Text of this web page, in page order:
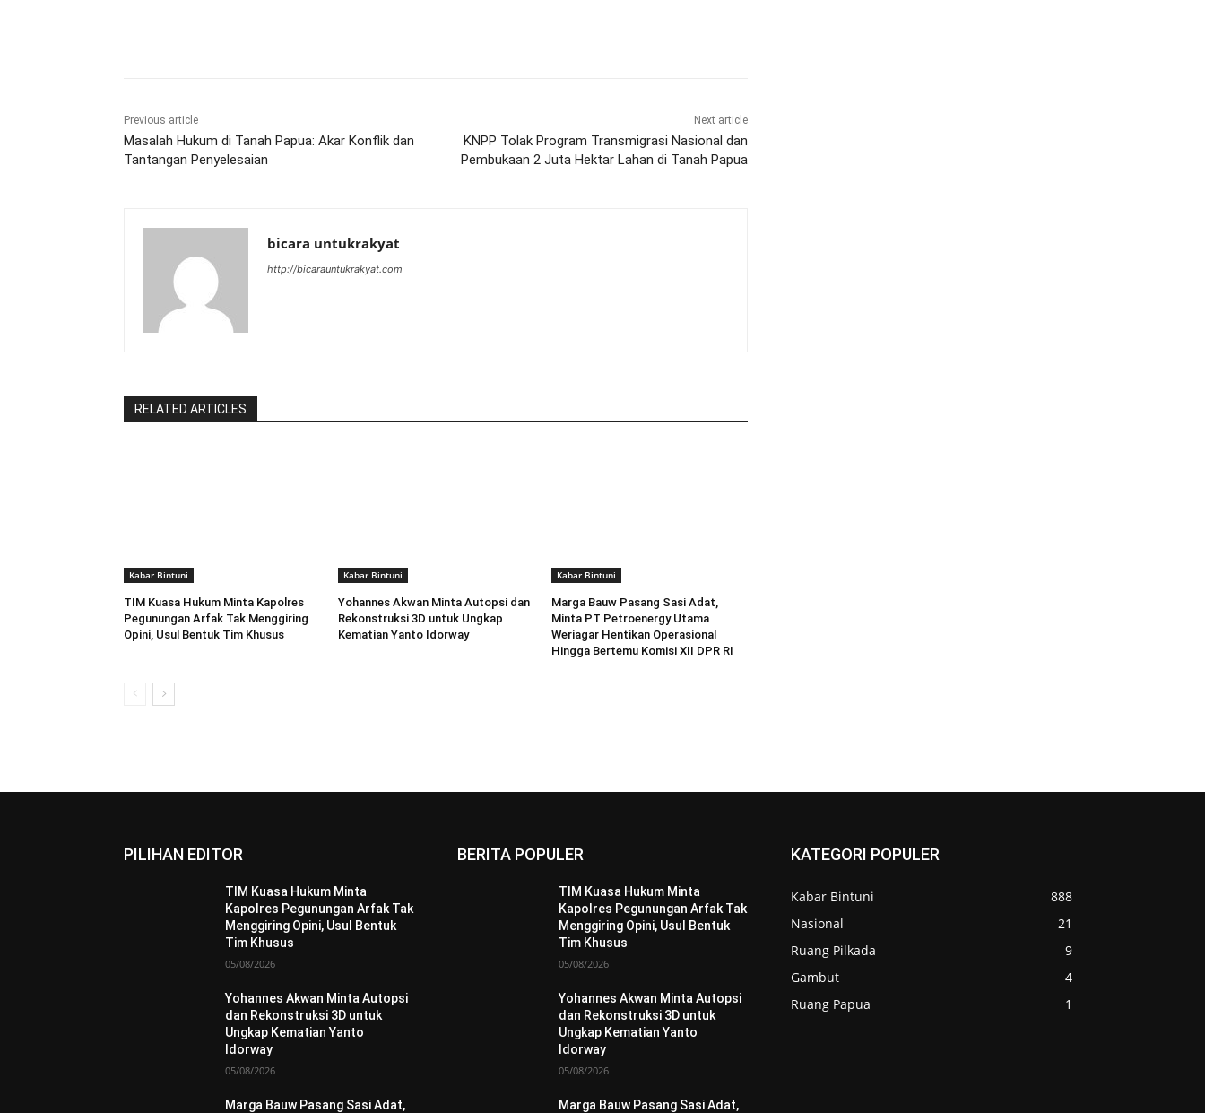
Previous article
Masalah Hukum di Tanah Papua: Akar Konflik dan
Tantangan Penyelesaian
Next article
KNPP Tolak Program Transmigrasi Nasional dan
Pembukaan 2 Juta Hektar Lahan di Tanah Papua
bicara untukrakyat
http://bicarauntukrakyat.com
RELATED ARTICLES
Kabar Bintuni
TIM Kuasa Hukum Minta Kapolres
Pegunungan Arfak Tak Menggiring
Opini, Usul Bentuk Tim Khusus
Kabar Bintuni
Yohannes Akwan Minta Autopsi dan
Rekonstruksi 3D untuk Ungkap
Kematian Yanto Idorway
Kabar Bintuni
Marga Bauw Pasang Sasi Adat,
Minta PT Petroenergy Utama
Weriagar Hentikan Operasional
Hingga Bertemu Komisi XII DPR RI
PILIHAN EDITOR
TIM Kuasa Hukum Minta
Kapolres Pegunungan Arfak Tak
Menggiring Opini, Usul Bentuk
Tim Khusus
05/08/2026
Yohannes Akwan Minta Autopsi
dan Rekonstruksi 3D untuk
Ungkap Kematian Yanto
Idorway
05/08/2026
Marga Bauw Pasang Sasi Adat,
BERITA POPULER
TIM Kuasa Hukum Minta
Kapolres Pegunungan Arfak Tak
Menggiring Opini, Usul Bentuk
Tim Khusus
05/08/2026
Yohannes Akwan Minta Autopsi
dan Rekonstruksi 3D untuk
Ungkap Kematian Yanto
Idorway
05/08/2026
Marga Bauw Pasang Sasi Adat,
KATEGORI POPULER
Kabar Bintuni
888
Nasional
21
Ruang Pilkada
9
Gambut
4
Ruang Papua
1